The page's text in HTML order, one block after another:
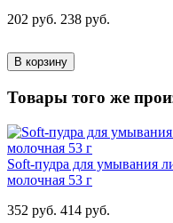
202 руб. 238 руб.
В корзину
Товары того же
Soft-пудра для умывания
молочная 53 г
352 руб. 414 руб.